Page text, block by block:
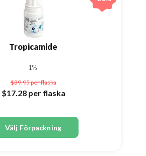
Tropicamide
1%
$39.95per flaska
$17.28 per flaska
Välj Förpackning